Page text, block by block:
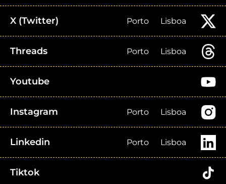
X (Twitter) Porto Lisboa
Threads Porto Lisboa
Youtube
Instagram Porto Lisboa
Linkedin Porto Lisboa
Tiktok